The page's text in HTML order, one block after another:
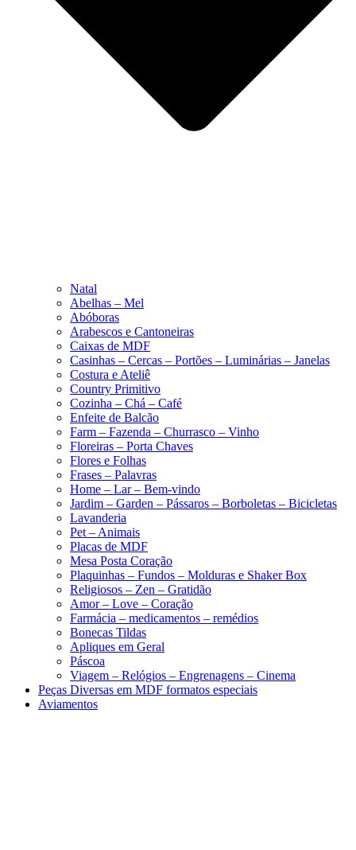
Natal
Abelhas – Mel
Abóboras
Arabescos e Cantoneiras
Caixas de MDF
Casinhas – Cercas – Portões – Luminárias – Janelas
Costura e Ateliê
Country Primitivo
Cozinha – Chá – Café
Enfeite de Balcão
Farm – Fazenda – Churrasco – Vinho
Floreiras – Porta Chaves
Flores e Folhas
Frases – Palavras
Home – Lar – Bem-vindo
Jardim – Garden – Pássaros – Borboletas – Bicicletas
Lavanderia
Pet – Animais
Placas de MDF
Mesa Posta Coração
Plaquinhas – Fundos – Molduras e Shaker Box
Religiosos – Zen – Gratidão
Amor – Love – Coração
Farmácia – medicamentos – remédios
Bonecas Tildas
Apliques em Geral
Páscoa
Viagem – Relógios – Engrenagens – Cinema
Peças Diversas em MDF formatos especiais
Aviamentos